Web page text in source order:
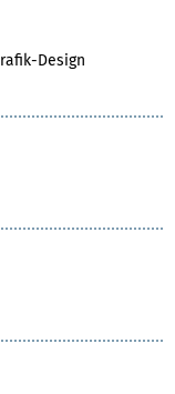
Design